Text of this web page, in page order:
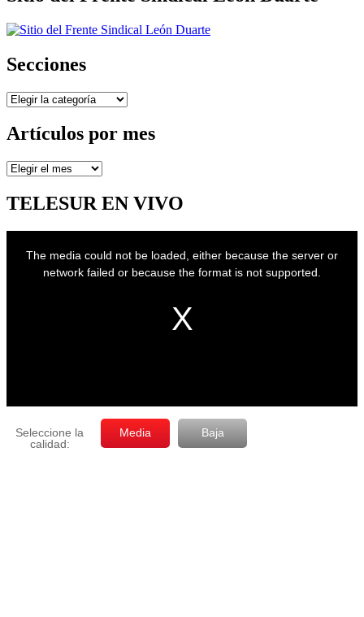
Secciones
Secciones
Artículos por mes
Artículos
mes
TELESUR EN VIVO